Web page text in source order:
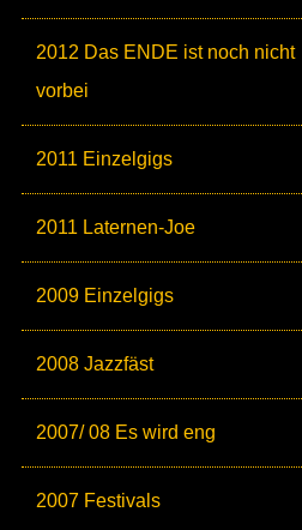
2012 Das ENDE ist noch nicht
vorbei
2011 Einzelgigs
2011 Laternen-Joe
2009 Einzelgigs
2008 Jazzfäst
2007/ 08 Es wird eng
2007 Festivals